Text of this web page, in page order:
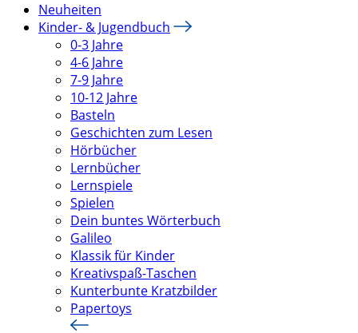
Neuheiten
Kinder- & Jugendbuch
0-3 Jahre
4-6 Jahre
7-9 Jahre
10-12 Jahre
Basteln
Geschichten zum Lesen
Hörbücher
Lernbücher
Lernspiele
Spielen
Dein buntes Wörterbuch
Galileo
Klassik für Kinder
Kreativspaß-Taschen
Kunterbunte Kratzbilder
Papertoys